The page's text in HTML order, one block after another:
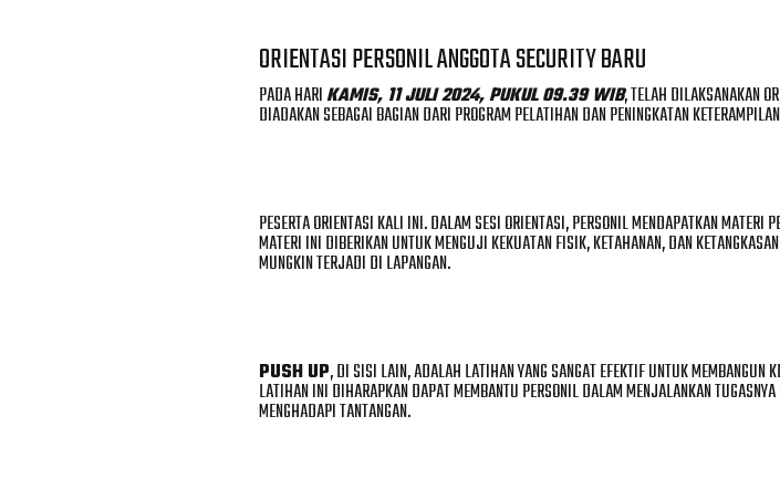
ORIENTASI PERSONIL ANGGOTA SECURITY BARU
PADA HARIKAMIS, 11 JULI 2024, PUKUL 09.39 WIB, TELAH DILAKSANAKAN
DIADAKAN SEBAGAI BAGIAN DARI PROGRAM PELATIHAN DAN PENINGKATAN
PESERTA ORIENTASI KALI INI. DALAM SESI ORIENTASI, PERSONIL MENDAPATKAN MATERI
MATERI INI DIBERIKAN UNTUK MENGUJI KEKUATAN FISIK, KETAHANAN, DAN KETANGKASAN
MUNGKIN TERJADI DI LAPANGAN.
PUSH UP, DI SISI LAIN, ADALAH LATIHAN YANG SANGAT EFEKTIF UNTUK
LATIHAN INI DIHARAPKAN DAPAT MEMBANTU PERSONIL DALAM MENJALANKAN TUGASNYA
MENGHADAPI TANTANGAN.